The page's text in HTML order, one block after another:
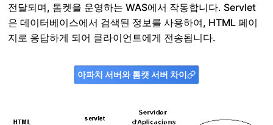
전달되며, 톰켓을 운영하는 WAS에서 작동합니다. Servlet
은 데이터베이스에서 검색된 정보를 사용하여, HTML 페이
지로 응답하게 되어 클라이언트에게 전송됩니다.
아파치 서버와 톰캣 서버 차이